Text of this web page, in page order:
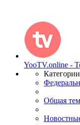
YooTV.online -
Общая